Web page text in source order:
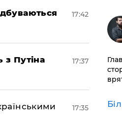
17:42
з Путіна
17:37
17:35